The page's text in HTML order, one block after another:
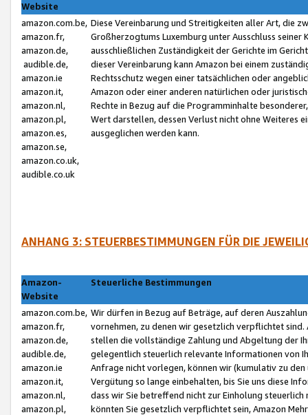
Website
amazon.com.be,
amazon.fr,
amazon.de,
audible.de,
amazon.ie
amazon.it,
amazon.nl,
amazon.pl,
amazon.es,
amazon.se,
amazon.co.uk,
audible.co.uk
Diese Vereinbarung und Streitigkeiten aller Art, die
Großherzogtums Luxemburg unter Ausschluss
ausschließlichen Zuständigkeit der Gerichte im
dieser Vereinbarung kann Amazon bei einem
Rechtsschutz wegen einer tatsächlichen oder
Amazon oder einer anderen natürlichen oder
Rechte in Bezug auf die Programminhalte
Wert darstellen, dessen Verlust nicht ohne Weiteres
ausgeglichen werden kann.
ANHANG 3: STEUERBESTIMMUNGEN FÜR DIE
Amazon-
Website
Steuerliche Bestimmungen
amazon.com.be,
amazon.fr,
amazon.de,
audible.de,
amazon.ie
amazon.it,
amazon.nl,
amazon.pl,
Wir dürfen in Bezug auf Beträge, auf deren
vornehmen, zu denen wir gesetzlich verpflichtet
stellen die vollständige Zahlung und Abgeltung der
gelegentlich steuerlich relevante Informationen von
Anfrage nicht vorlegen, können wir (kumulativ zu
Vergütung so lange einbehalten, bis Sie uns diese
dass wir Sie betreffend nicht zur Einholung
könnten Sie gesetzlich verpflichtet sein, Amazon